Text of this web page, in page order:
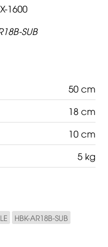
1600
SUB
50 cm
18 cm
10 cm
5 kg
HBK-AR18B-SUB